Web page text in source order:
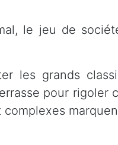
le jeu de
les grands
pour rigoler